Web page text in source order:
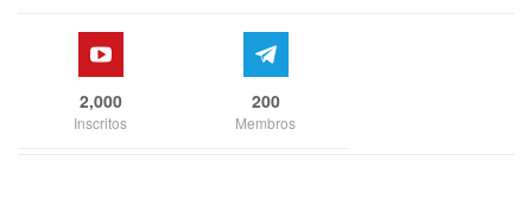
2,000
Inscritos
200
Membros